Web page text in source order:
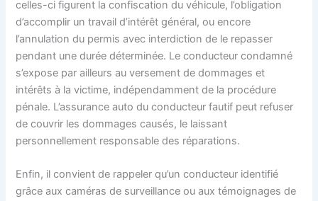
celles-ci figurent la confiscation du véhicule, l’obligation
d’accomplir un travail d’intérêt général, ou encore
l’annulation du permis avec interdiction de le repasser
pendant une durée déterminée. Le conducteur condamné
s’expose par ailleurs au versement de dommages et
intérêts à la victime, indépendamment de la procédure
pénale. L’assurance auto du conducteur fautif peut refuser
de couvrir les dommages causés, le laissant
personnellement responsable des réparations.
Enfin, il convient de rappeler qu’un conducteur identifié
grâce aux caméras de surveillance ou aux témoignages de